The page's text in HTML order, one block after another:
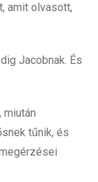
amit olvasott,
Jacobnak. És
miután
tűnik, és